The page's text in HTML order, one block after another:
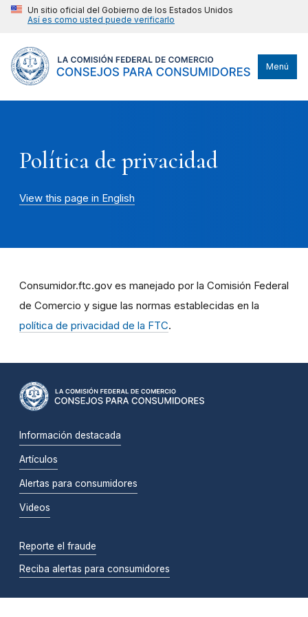
Un sitio oficial del Gobierno de los Estados Unidos
Así es como usted puede verificarlo
Menú
Política de privacidad
View this page in English
Consumidor.ftc.gov es manejado por la Comisión Federal
de Comercio y sigue las normas establecidas en la
política de privacidad de la FTC.
Información destacada
Artículos
Alertas para consumidores
Videos
Reporte el fraude
Reciba alertas para consumidores